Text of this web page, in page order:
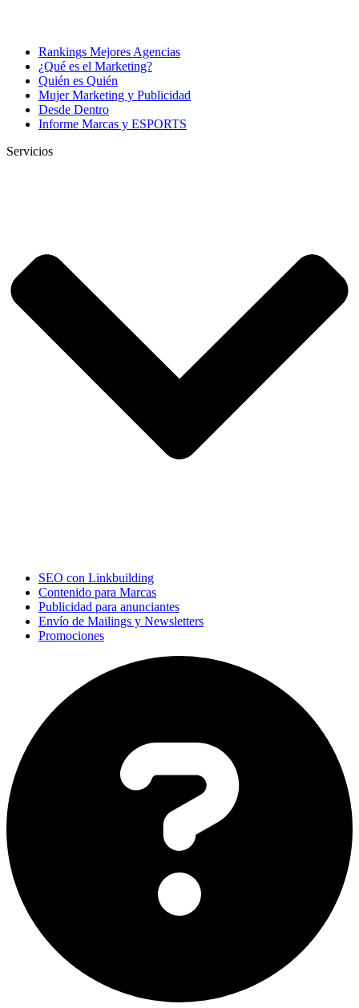
Rankings Mejores Agencias
¿Qué es el Marketing?
Quién es Quién
Mujer Marketing y Publicidad
Desde Dentro
Informe Marcas y ESPORTS
Servicios
SEO con Linkbuilding
Contenido para Marcas
Publicidad para anunciantes
Envío de Mailings y Newsletters
Promociones